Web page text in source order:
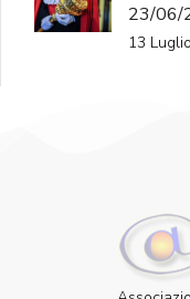
23/06/
13